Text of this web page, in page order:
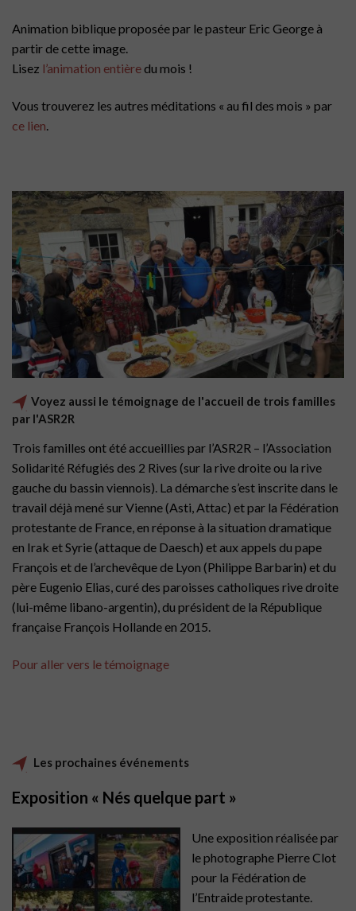
Animation biblique proposée par le pasteur Eric George à
partir de cette image.
Lisez l’animation entièredu mois !
Vous trouverez les autres méditations « au fil des mois » par
ce lien.
Voyez aussi le témoignage de l'accueil de trois familles
par l'ASR2R
Trois familles ont été accueillies par l’ASR2R – l’Association
Solidarité Réfugiés des 2 Rives (sur la rive droite ou la rive
gauche du bassin viennois). La démarche s’est inscrite dans le
travail déjà mené sur Vienne (Asti, Attac) et par la Fédération
protestante de France, en réponse à la situation dramatique
en Irak et Syrie (attaque de Daesch) et aux appels du pape
François et de l’archevêque de Lyon (Philippe Barbarin) et du
père Eugenio Elias, curé des paroisses catholiques rive droite
(lui-même libano-argentin), du président de la République
française François Hollande en 2015.
Pour aller vers le témoignage
Les prochaines événements
Exposition « Nés quelque part »
Une exposition réalisée par
le photographe Pierre Clot
pour la Fédération de
l’Entraide protestante.